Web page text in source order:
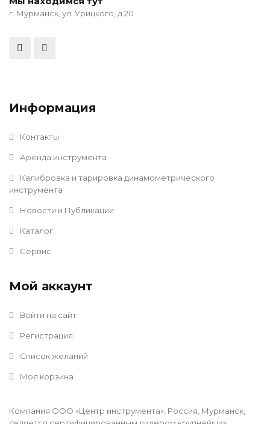
г. Мурманск, ул. Урицкого, д 20
Информация
Контакты
Аренда инструмента
Калибровка и тарировка динамометрического
инструмента
Новости и Публикации
Каталог
Сервис
Мой аккаунт
Войти на сайт
Регистрация
Список желаний
Моя корзина
Компания ООО «Центр инструмента», Россия, Мурманск,